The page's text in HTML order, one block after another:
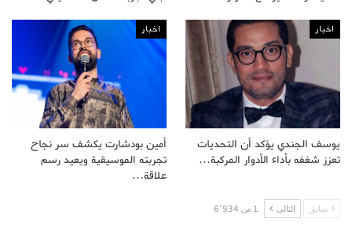
اخبار
يوسف الجندي يؤكد أن التحديات
تعزز شغفه بأداء الأدوار المركبة…
اخبار
أمين بودشارت يكشف سر نجاح
تجربته الموسيقية ويعيد رسم
علاقة…
سابق التالى 1 من 6٬934